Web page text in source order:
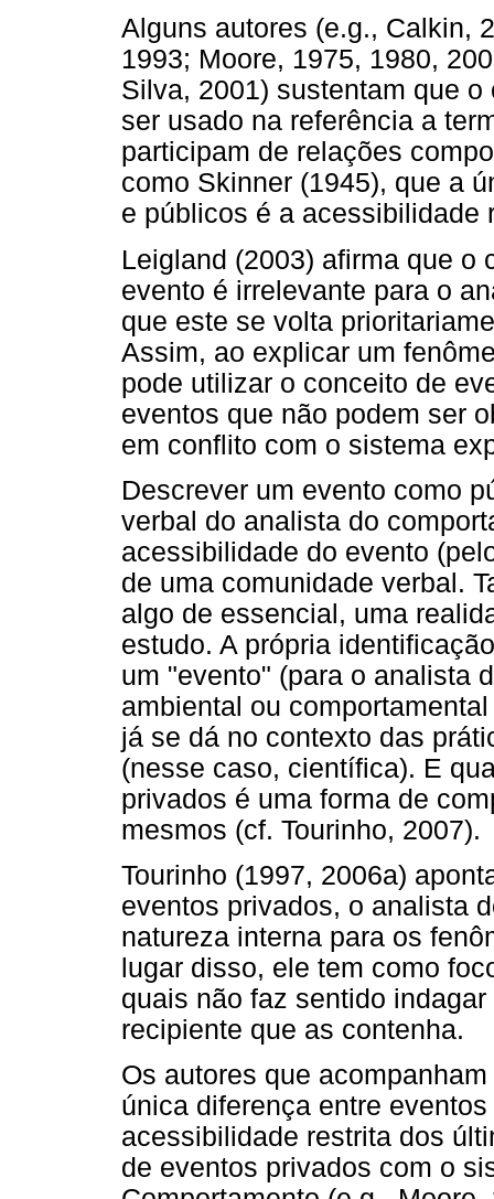
Alguns autores (e.g., Calkin,
1993; Moore, 1975, 1980,
Silva, 2001) sustentam que
ser usado na referência a
participam de relações
como Skinner (1945), que a
e públicos é a acessibilidade
Leigland (2003) afirma que o
evento é irrelevante para o
que este se volta
Assim, ao explicar um
pode utilizar o conceito de
eventos que não podem ser
em conflito com o sistema
Descrever um evento como
verbal do analista do
acessibilidade do evento
de uma comunidade verbal.
algo de essencial, uma
estudo. A própria
um "evento" (para o analista
ambiental ou
já se dá no contexto das
(nesse caso, científica). E
privados é uma forma de
mesmos (cf. Tourinho, 2007).
Tourinho (1997, 2006a)
eventos privados, o analista
natureza interna para os
lugar disso, ele tem como
quais não faz sentido
recipiente que as contenha.
Os autores que
única diferença entre
acessibilidade restrita dos
de eventos privados com o